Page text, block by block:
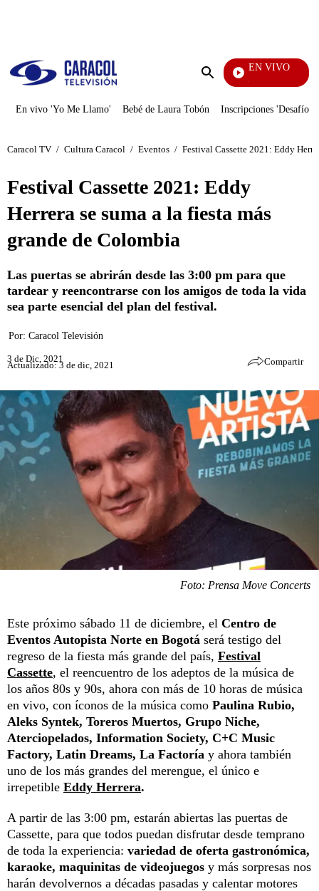
Enviar
EN VIVO
Noticias Caracol
En vivo 'Yo Me Llamo' Bebé de Laura Tobón Inscripciones 'Desafío'
Caracol TV / Cultura Caracol / Eventos / Festival Cassette 2021: Eddy
Festival Cassette 2021: Eddy
Herrera se suma a la fiesta más
grande de Colombia
Las puertas se abrirán desde las 3:00 pm para que
tardear y reencontrarse con los amigos de toda la vida
sea parte esencial del plan del festival.
Por: Caracol Televisión
3 de Dic, 2021
Actualizado: 3 de dic, 2021 Compartir
Foto: Prensa Move Concerts
Este próximo sábado 11 de diciembre, el Centro de
Eventos Autopista Norte en Bogotá será testigo del
regreso de la fiesta más grande del país, Festival
Cassette, el reencuentro de los adeptos de la música de
los años 80s y 90s, ahora con más de 10 horas de música
en vivo, con íconos de la música como Paulina Rubio,
Aleks Syntek, Toreros Muertos, Grupo Niche,
Aterciopelados, Information Society, C+C Music
Factory, Latin Dreams, La Factoría y ahora también
uno de los más grandes del merengue, el único e
irrepetible Eddy Herrera.
A partir de las 3:00 pm, estarán abiertas las puertas de
Cassette, para que todos puedan disfrutar desde temprano
de toda la experiencia: variedad de oferta gastronómica,
karaoke, maquinitas de videojuegos y más sorpresas nos
harán devolvernos a décadas pasadas y calentar motores